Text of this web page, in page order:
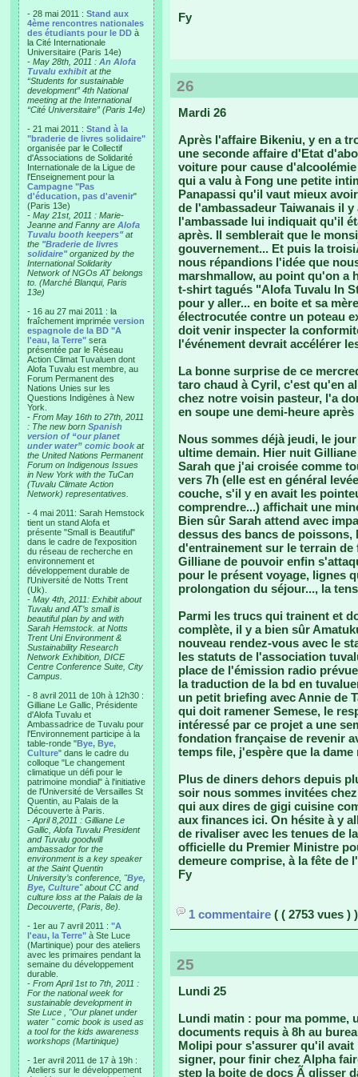
- 28 mai 2011 : Stand aux
4ème rencontres nationales
des étudiants pour le DD à
la Cité Internationale
Universitaire (Paris 14e)
- May 28th, 2011 : An Alofa
Tuvalu exhibit at the
“Students for sustainable
development” 4th National
meeting at the International
“Cité Universitaire” (Paris 14e)
- 21 mai 2011 : Stand à la
"braderie de livres solidaire"
organisée par le Collectif
d'Associations de Solidarité
Internationale de la Ligue de
l'Enseignement pour la
Campagne "Pas
d'éducation, pas d'avenir"
(Paris 13e)
- May 21st, 2011 : Marie-
Jeanne and Fanny are Alofa
Tuvalu booth keepers"at
the "Braderie de livres
solidaire"organized by the
International Solidarity
Network of NGOs AT belongs
to. (Marché Blanqui, Paris
13e)
- 16 au 27 mai 2011 : la
fraîchement imprimée version
espagnole de la BD "A
l'eau, la Terre" sera
présentée par le Réseau
Action Climat Tuvaluen dont
Alofa Tuvalu est membre, au
Forum Permanent des
Nations Unies sur les
Questions Indigènes à New
York.
- From May 16th to 27th, 2011
: The new born Spanish
version of “our planet
under water” comic book at
the United Nations Permanent
Forum on Indigenous Issues
in New York with the TuCan
(Tuvalu Climate Action
Network) representatives.
- 4 mai 2011: Sarah Hemstock
tient un stand Alofa et
présente "Small is Beautiful"
dans le cadre de l'exposition
du réseau de recherche en
environnement et
développement durable de
l'Université de Notts Trent
(Uk).
- May 4th, 2011: Exhibit about
Tuvalu and AT’s small is
beautiful plan by and with
Sarah Hemstock. at Notts
Trent Uni Environment &
Sustainability Research
Network Exhibition, DICE
Centre Conference Suite, City
Campus.
- 8 avril 2011 de 10h à 12h30 :
Gilliane Le Gallic, Présidente
d'Alofa Tuvalu et
Ambassadrice de Tuvalu pour
l'Environnement participe à la
table-ronde "Bye, Bye,
Culture" dans le cadre du
colloque "Le changement
climatique un défi pour le
patrimoine mondial" à l'initiative
de l'Université de Versailles St
Quentin, au Palais de la
Découverte à Paris.
- April 8,2011 : Gilliane Le
Gallic, Alofa Tuvalu President
and Tuvalu goodwill
ambassador for the
environment is a key speaker
at the Saint Quentin
University’s conference, "Bye,
Bye, Culture" about CC and
culture loss at the Palais de la
Decouverte, (Paris, 8e).
- 1er au 7 avril 2011 : "A
l'eau, la Terre" à Ste Luce
(Martinique) pour des ateliers
avec les primaires pendant la
semaine du développement
durable.
- From April 1st to 7th, 2011 :
For the national week for
sustainable development in
Ste Luce , "Our planet under
water " comic book is used as
a tool for the kids awareness
workshops (Martinique)
- 1er avril 2011 de 17 à 19h :
Ateliers sur le développement
Fy
26
Mardi 26
Après l'affaire Bikeniu, y en a
une seconde affaire d'Etat
voiture pour cause
qui a valu à Fong une petite
Panapassi qu'il vaut mieux
de l'ambassadeur Taiwanais il
l'ambassade lui indiquait qu'il
après. Il semblerait que le
gouvernement... Et puis la
nous répandions l'idée que
marshmallow, au point qu'on a
t-shirt tagués "Alofa Tuvalu In
pour y aller... en boite et sa
électrocutée contre un poteau
doit venir inspecter la
l'événement devrait accélérer
La bonne surprise de ce
taro chaud à Cyril, c'est qu'en
chez notre voisin pasteur, l'a
en soupe une demi-heure après
Nous sommes déjà jeudi, le
ultime demain. Hier nuit
Sarah que j'ai croisée comme
vers 7h (elle est en général
couche, s'il y en avait les
comprendre...) affichait une
Bien sûr Sarah attend avec
dessus des bancs de
d'entrainement sur le terrain
Gilliane de pouvoir enfin
pour le présent voyage, lignes
prolongation du séjour..., la
Parmi les trucs qui trainent et
complète, il y a bien sûr
nouveau rendez-vous avec le
les statuts de l'association
place de l'émission radio
la traduction de la bd en
un petit briefing avec Annie de
qui doit ramener Semese, le
intéressé par ce projet a une
fondation française de revenir
temps file, j'espère que la
Plus de diners dehors depuis
soir nous sommes invitées
qui aux dires de gigi cuisine
aux finances ici. On hésite à y
de rivaliser avec les tenues de
officielle du Premier Ministre
demeure comprise, à la fête de
Fy
1 commentaire ( ( 2753 vues ) )
25
Lundi 25
Lundi matin : pour ma pomme,
documents requis à 8h au
Molipi pour s'assurer qu'il avait
signer, pour finir chez Alpha
step la boite de docs Ã glisser